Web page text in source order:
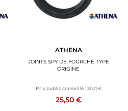
ATHENA
JOINTS SPY DE FOURCHE TYPE
ORIGINE
Prix public conseillé : 30,11 €
25,50 €